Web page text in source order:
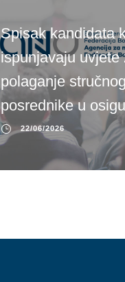
Spisak kandidata
ispunjavaju uvjete
polaganje
posrednike u
22/06/2026